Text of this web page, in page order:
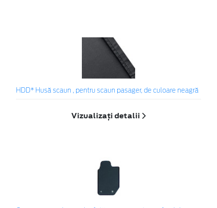
HDD* Husă scaun , pentru scaun pasager, de culoare neagră
Vizualizați detalii